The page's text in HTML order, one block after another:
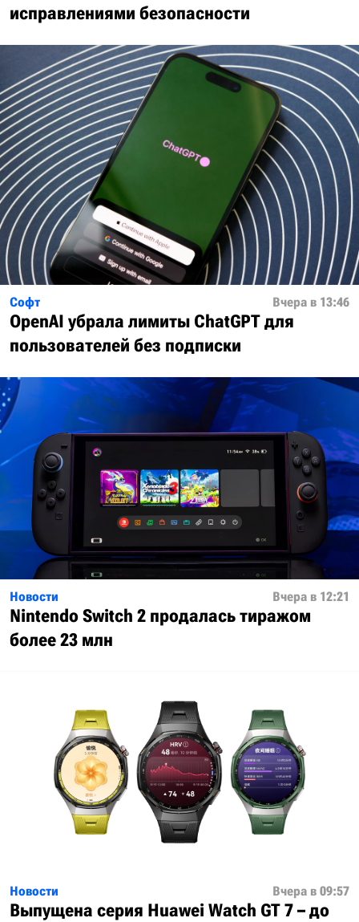
исправлениями безопасности
Софт Вчера в 13:46
OpenAI убрала лимиты ChatGPT для
пользователей без подписки
Новости Вчера в 12:21
Nintendo Switch 2 продалась тиражом
более 23 млн
Новости Вчера в 09:57
Выпущена серия Huawei Watch GT 7 – до